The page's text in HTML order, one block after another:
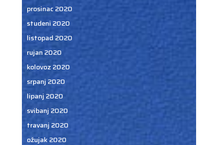
prosinac 2020
studeni 2020
listopad 2020
rujan 2020
kolovoz 2020
srpanj 2020
lipanj 2020
svibanj 2020
travanj 2020
ožujak 2020